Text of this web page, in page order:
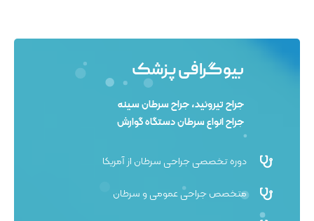
بیوگرافی پزشک
جراح تیروئید، جراح سرطان سینه
جراح انواع سرطان دستگاه گوارش
دوره تخصصی جراحی سرطان از آمریکا
متخصص جراحی عمومی و سرطان